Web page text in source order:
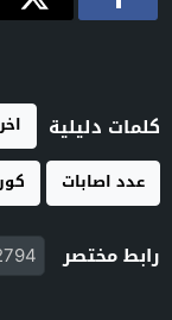
كلمات دليلية
عدد اصابات
رابط مختصر